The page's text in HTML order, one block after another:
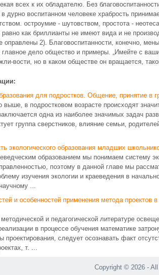
всех к их обладателю. Без
дурно воспитанном человеке храбрость
остроумие - шутовством, простота -
как бриллианты не имеют вида и не
2). Благовоспитанности, конечно,
дело общество и примеры. „Имейте с
вости, но в каком обществе он вращается,
для подростков. Общение, принятие в
выше, в подростковом возрасте происходят
одна из наиболее значимых задач
группа сверстников, влияние семьи,
экологического образования младших
образованием мы понимаем систему
поэтому в данной главе мы
изучения экологии и краеведения в
...
и особенностей применения метода проектов
и педагогической литературе
в процессе обучения математике
проектирования, следует осознавать факт
т. ...
Copyright © 2026 -